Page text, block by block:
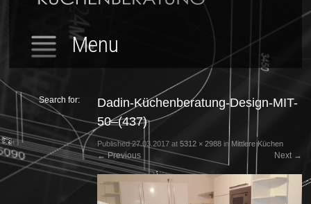
Menu
Dadin-Küchenberatung-Design-MIT-
50–(437)
Published27.03.2017at 5312 × 2988in Mittlere Küchen
←Previous Next →
Search for: